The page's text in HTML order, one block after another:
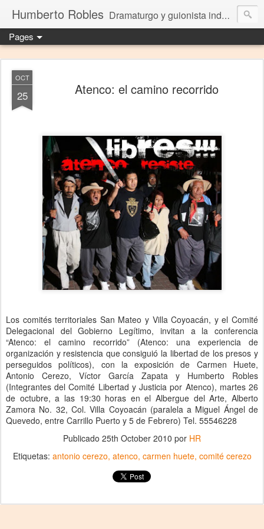
Humberto Robles Dramaturgo y guionista independiente
Pages
OCT
25 Atenco: el camino recorrido
Los comités territoriales San Mateo y Villa Coyoacán, y el Comité
Delegacional del Gobierno Legítimo, invitan a la conferencia
“Atenco: el camino recorrido” (Atenco: una experiencia de
organización y resistencia que consiguió la libertad de los presos y
perseguidos políticos), con la exposición de Carmen Huete,
Antonio Cerezo, Víctor García Zapata y Humberto Robles
(Integrantes del Comité Libertad y Justicia por Atenco), martes 26
de octubre, a las 19:30 horas en el Albergue del Arte, Alberto
Zamora No. 32, Col. Villa Coyoacán (paralela a Miguel Ángel de
Quevedo, entre Carrillo Puerto y 5 de Febrero) Tel. 55546228
Publicado 25th October 2010 por HR
Etiquetas: antonio cerezo atenco carmen huete comité cerezo